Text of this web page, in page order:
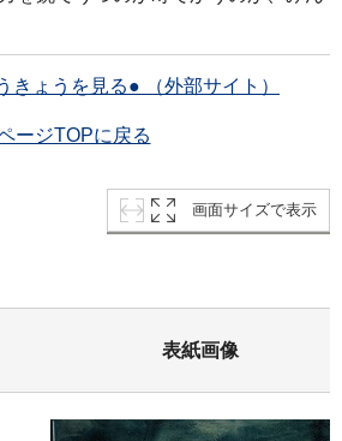
きょうを見る● （外部サイト）
ージTOPに戻る
画面サイズで表示
表紙画像